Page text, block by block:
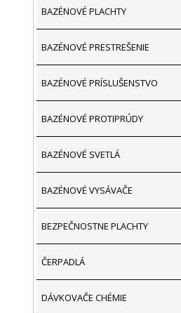
BAZÉNOVÉ PLACHTY
BAZÉNOVÉ PRESTREŠENIE
BAZÉNOVÉ PRÍSLUŠENSTVO
BAZÉNOVÉ PROTIPRÚDY
BAZÉNOVÉ SVETLÁ
BAZÉNOVÉ VYSÁVAČE
BEZPEČNOSTNE PLACHTY
ČERPADLÁ
DÁVKOVAČE CHÉMIE